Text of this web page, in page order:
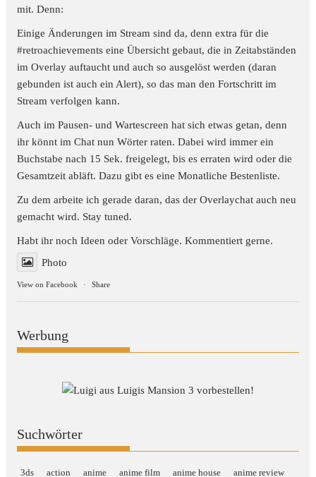
mit. Denn:
Einige Änderungen im Stream sind da, denn extra für die
#retroachievements eine Übersicht gebaut, die in Zeitabständen
im Overlay auftaucht und auch so ausgelöst werden (daran
gebunden ist auch ein Alert), so das man den Fortschritt im
Stream verfolgen kann.
Auch im Pausen- und Wartescreen hat sich etwas getan, denn
ihr könnt im Chat nun Wörter raten. Dabei wird immer ein
Buchstabe nach 15 Sek. freigelegt, bis es erraten wird oder die
Gesamtzeit abläft. Dazu gibt es eine Monatliche Bestenliste.
Zu dem arbeite ich gerade daran, das der Overlaychat auch neu
gemacht wird. Stay tuned.
Habt ihr noch Ideen oder Vorschläge. Kommentiert gerne.
Photo
View on Facebook · Share
Werbung
Suchwörter
3ds action anime anime film anime house anime review